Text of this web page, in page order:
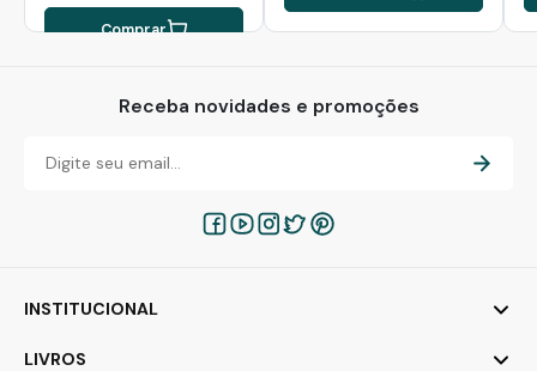
Comprar
Receba novidades e promoções
INSTITUCIONAL
LIVROS